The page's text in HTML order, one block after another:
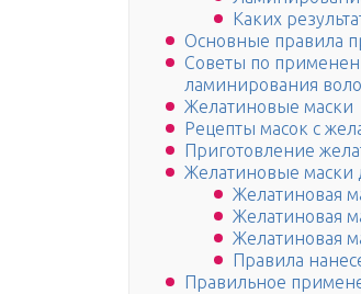
Каких
Основные правила
Советы по
ламинирования
Желатиновые маски
Рецепты масок с
Приготовление
Желатиновые маски
Желатиновая
Желатиновая
Желатиновая
Правила
Правильное